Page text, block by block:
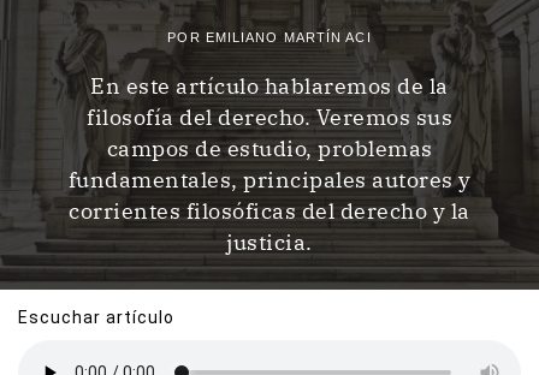
POR EMILIANO MARTÍN ACI
En este artículo hablaremos de la
filosofía del derecho. Veremos sus
campos de estudio, problemas
fundamentales, principales autores y
corrientes filosóficas del derecho y la
justicia.
Escuchar artículo